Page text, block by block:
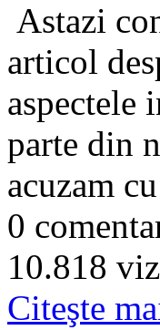
Astazi
articol
aspectele
parte din
acuzam
0
10.818
Citeşte